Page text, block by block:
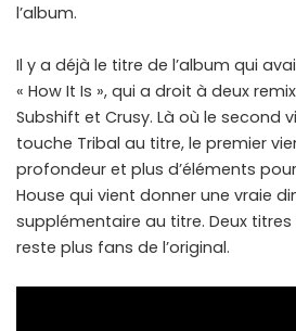
l’album.
Il y a déjà le titre de l’album qui
« How It Is », qui a droit à deux
Subshift et Crusy. Là où le second
touche Tribal au titre, le premier
profondeur et plus d’éléments
House qui vient donner une vraie
supplémentaire au titre. Deux
reste plus fans de l’original.